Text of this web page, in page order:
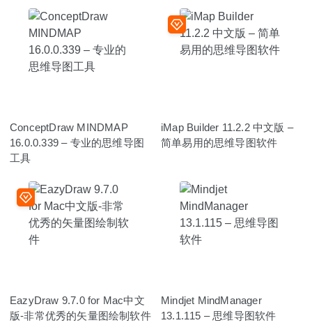
ConceptDraw MINDMAP
16.0.0.339 – 专业的思维导图
工具
iMap Builder 11.2.2 中文版 –
简单易用的思维导图软件
EazyDraw 9.7.0 for Mac中文
版-非常优秀的矢量图绘制软件
Mindjet MindManager
13.1.115 – 思维导图软件